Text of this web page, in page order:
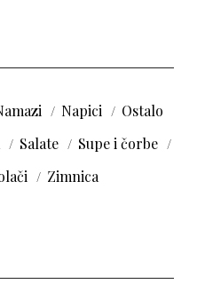
Napici
Ostalo
Salate
Supe i čorbe
Zimnica